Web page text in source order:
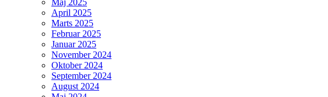
Maj 2025
April 2025
Marts 2025
Februar 2025
Januar 2025
November 2024
Oktober 2024
September 2024
August 2024